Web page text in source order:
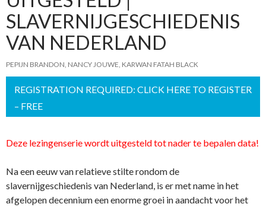
SLAVERNIJGESCHIEDENIS
VAN NEDERLAND
PEPIJN BRANDON NANCY JOUWE KARWAN FATAH BLACK
REGISTRATION REQUIRED: CLICK HERE TO REGISTER
– FREE
Deze lezingenserie wordt uitgesteld tot nader te bepalen data!
Na een eeuw van relatieve stilte rondom de
slavernijgeschiedenis van Nederland, is er met name in het
afgelopen decennium een enorme groei in aandacht voor het